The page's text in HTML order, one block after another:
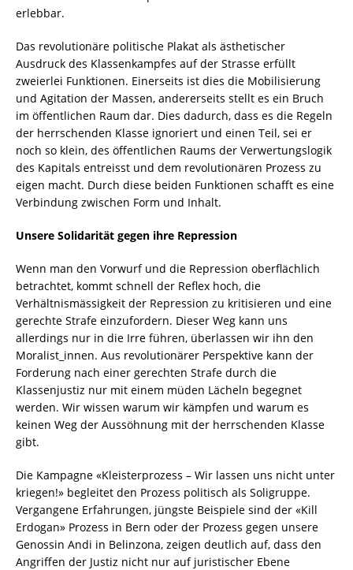
erlebbar.
Das revolutionäre politische Plakat als ästhetischer
Ausdruck des Klassenkampfes auf der Strasse erfüllt
zweierlei Funktionen. Einerseits ist dies die Mobilisierung
und Agitation der Massen, andererseits stellt es ein Bruch
im öffentlichen Raum dar. Dies dadurch, dass es die Regeln
der herrschenden Klasse ignoriert und einen Teil, sei er
noch so klein, des öffentlichen Raums der Verwertungslogik
des Kapitals entreisst und dem revolutionären Prozess zu
eigen macht. Durch diese beiden Funktionen schafft es eine
Verbindung zwischen Form und Inhalt.
Unsere Solidarität gegen ihre Repression
Wenn man den Vorwurf und die Repression oberflächlich
betrachtet, kommt schnell der Reflex hoch, die
Verhältnismässigkeit der Repression zu kritisieren und eine
gerechte Strafe einzufordern. Dieser Weg kann uns
allerdings nur in die Irre führen, überlassen wir ihn den
Moralist_innen. Aus revolutionärer Perspektive kann der
Forderung nach einer gerechten Strafe durch die
Klassenjustiz nur mit einem müden Lächeln begegnet
werden. Wir wissen warum wir kämpfen und warum es
keinen Weg der Aussöhnung mit der herrschenden Klasse
gibt.
Die Kampagne «Kleisterprozess – Wir lassen uns nicht unter
kriegen!» begleitet den Prozess politisch als Soligruppe.
Vergangene Erfahrungen, jüngste Beispiele sind der «Kill
Erdogan» Prozess in Bern oder der Prozess gegen unsere
Genossin Andi in Belinzona, zeigen deutlich auf, dass den
Angriffen der Justiz nicht nur auf juristischer Ebene